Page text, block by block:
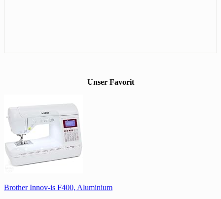
Unser Favorit
Brother Innov-is F400, Aluminium